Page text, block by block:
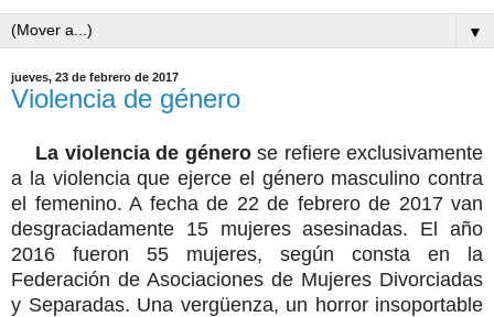
▼
jueves, 23 de febrero de 2017
Violencia de género
La violencia de génerose refiere exclusivamente
a la violencia que ejerce el género masculino contra
el femenino. A fecha de 22 de febrero de 2017 van
desgraciadamente 15 mujeres asesinadas. El año
2016 fueron 55 mujeres, según consta en la
Federación de Asociaciones de Mujeres Divorciadas
y Separadas. Una vergüenza, un horror insoportable